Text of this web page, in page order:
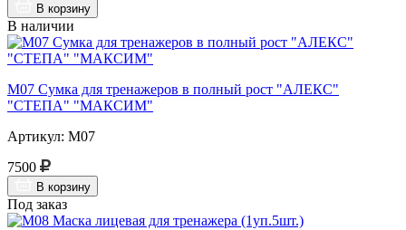
В корзину
В наличии
М07 Сумка для тренажеров в полный рост "АЛЕКС"
"СТЕПА" "МАКСИМ"
Артикул: М07
7500
В корзину
Под заказ